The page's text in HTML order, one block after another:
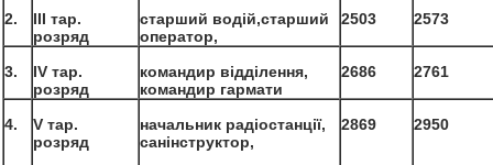
2.
ІІІ тар.
розряд
старший водій,старший
оператор,
2503 2573
3.
ІV тар.
розряд
командир відділення,
командир гармати
2686 2761
4.
V тар.
розряд
начальник радіостанції,
санінструктор,
2869 2950